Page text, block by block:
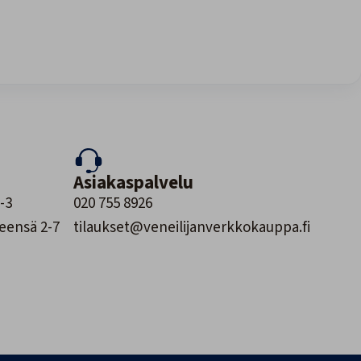
3
2-7
Asiakaspalvelu
020 755 8926
tilaukset@veneilijanverkkokauppa.fi